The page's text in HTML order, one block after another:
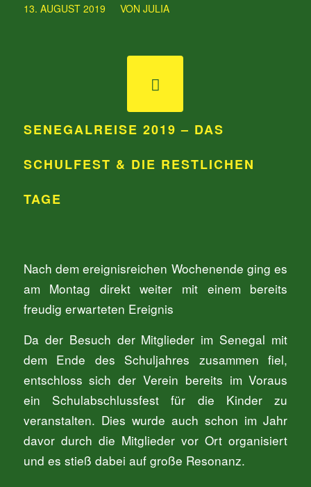
13. AUGUST 2019
/ VON JULIA
SENEGALREISE 2019 – DAS
SCHULFEST & DIE RESTLICHEN
TAGE
Nach dem ereignisreichen Wochenende ging es
am Montag direkt weiter mit einem bereits
freudig erwarteten Ereignis
Da der Besuch der Mitglieder im Senegal mit
dem Ende des Schuljahres zusammen fiel,
entschloss sich der Verein bereits im Voraus
ein Schulabschlussfest für die Kinder zu
veranstalten. Dies wurde auch schon im Jahr
davor durch die Mitglieder vor Ort organisiert
und es stieß dabei auf große Resonanz.